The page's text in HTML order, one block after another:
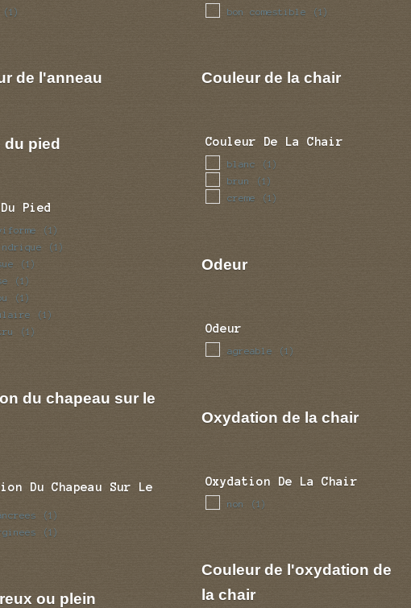
(1)
de l'anneau
du pied
Pied
(1)
(1)
(1)
(1)
(1)
(1)
(1)
du chapeau sur le
Du Chapeau Sur Le
(1)
(1)
ou plein
bon comestible (1)
Couleur de la chair
Couleur De La Chair
blanc (1)
brun (1)
creme (1)
Odeur
Odeur
agreable (1)
Oxydation de la chair
Oxydation De La Chair
non (1)
Couleur de l'oxydation de
la chair